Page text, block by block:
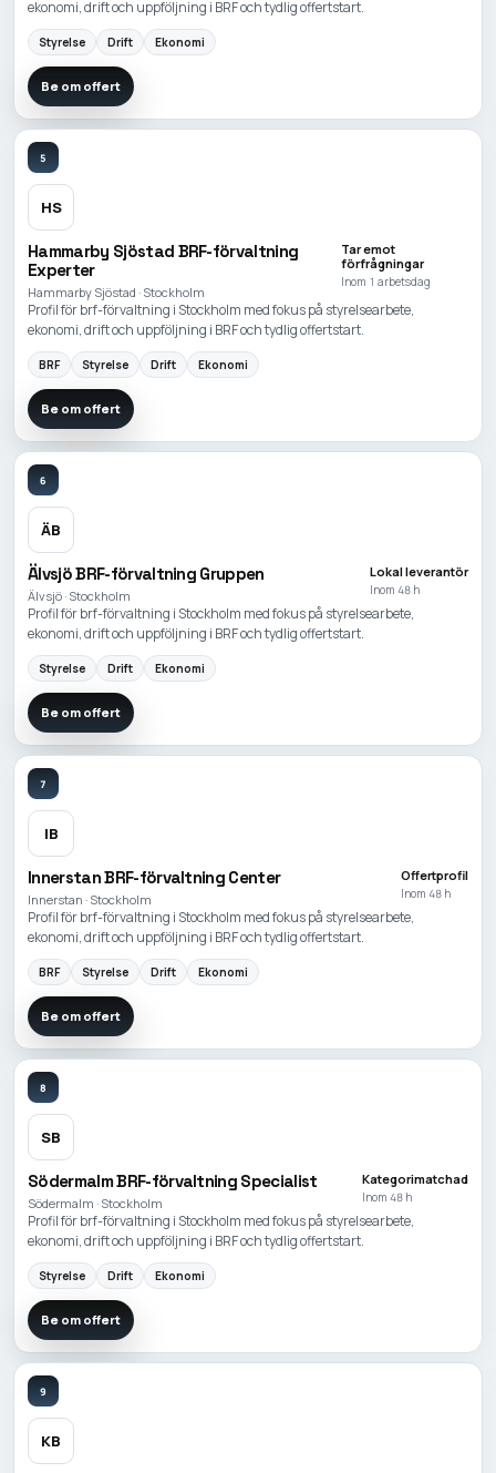
ekonomi, drift och uppföljning i BRF och tydlig offertstart.
Styrelse Drift Ekonomi
Be om offert
5
HS
Hammarby Sjöstad BRF-förvaltning
Experter
Hammarby Sjöstad · Stockholm
Tar emot
förfrågningar
Inom 1 arbetsdag
Profil för brf-förvaltning i Stockholm med fokus på styrelsearbete,
ekonomi, drift och uppföljning i BRF och tydlig offertstart.
BRF Styrelse Drift Ekonomi
Be om offert
6
ÄB
Älvsjö BRF-förvaltning Gruppen
Älvsjö · Stockholm
Lokal leverantör
Inom 48 h
Profil för brf-förvaltning i Stockholm med fokus på styrelsearbete,
ekonomi, drift och uppföljning i BRF och tydlig offertstart.
Styrelse Drift Ekonomi
Be om offert
7
IB
Innerstan BRF-förvaltning Center
Innerstan · Stockholm
Offertprofil
Inom 48 h
Profil för brf-förvaltning i Stockholm med fokus på styrelsearbete,
ekonomi, drift och uppföljning i BRF och tydlig offertstart.
BRF Styrelse Drift Ekonomi
Be om offert
8
SB
Södermalm BRF-förvaltning Specialist
Södermalm · Stockholm
Kategorimatchad
Inom 48 h
Profil för brf-förvaltning i Stockholm med fokus på styrelsearbete,
ekonomi, drift och uppföljning i BRF och tydlig offertstart.
Styrelse Drift Ekonomi
Be om offert
9
KB